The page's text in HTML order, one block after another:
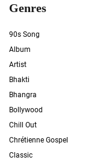
Genres
90s Song
Album
Artist
Bhakti
Bhangra
Bollywood
Chill Out
Chrétienne Gospel
Classic